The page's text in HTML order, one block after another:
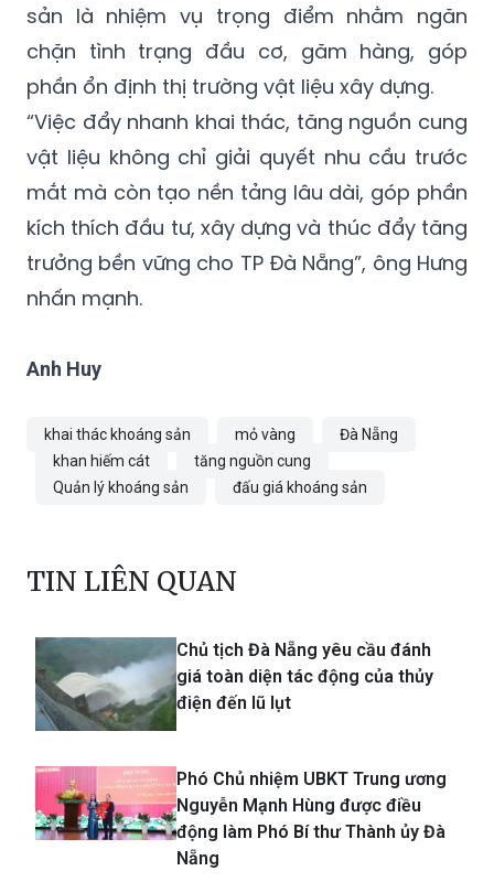
sản là nhiệm vụ trọng điểm nhằm ngăn
chặn tình trạng đầu cơ, găm hàng, góp
phần ổn định thị trường vật liệu xây dựng.
“Việc đẩy nhanh khai thác, tăng nguồn cung
vật liệu không chỉ giải quyết nhu cầu trước
mắt mà còn tạo nền tảng lâu dài, góp phần
kích thích đầu tư, xây dựng và thúc đẩy tăng
trưởng bền vững cho TP Đà Nẵng”, ông Hưng
nhấn mạnh.
Anh Huy
khai thác khoáng sản mỏ vàng
Đà Nẵng
khan hiếm cát
tăng nguồn cung
Quản lý khoáng sản
đấu giá khoáng sản
TIN LIÊN QUAN
Chủ tịch Đà Nẵng yêu cầu đánh
giá toàn diện tác động của thủy
điện đến lũ lụt
Phó Chủ nhiệm UBKT Trung ương
Nguyễn Mạnh Hùng được điều
động làm Phó Bí thư Thành ủy Đà
Nẵng